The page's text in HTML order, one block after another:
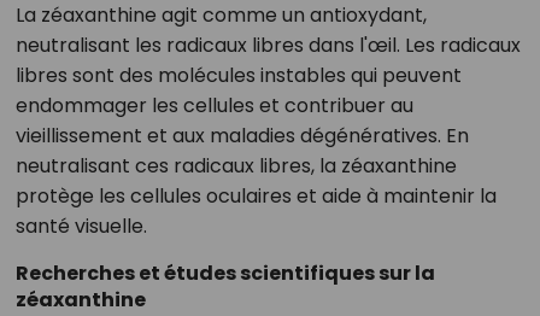
La zéaxanthine agit comme un antioxydant,
neutralisant les radicaux libres dans l'œil. Les radicaux
libres sont des molécules instables qui peuvent
endommager les cellules et contribuer au
vieillissement et aux maladies dégénératives. En
neutralisant ces radicaux libres, la zéaxanthine
protège les cellules oculaires et aide à maintenir la
santé visuelle.
Recherches et études scientifiques sur la
zéaxanthine